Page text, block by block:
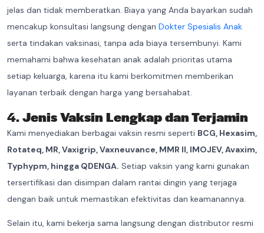
jelas dan tidak memberatkan. Biaya yang Anda bayarkan sudah
mencakup konsultasi langsung dengan Dokter Spesialis Anak
serta tindakan vaksinasi, tanpa ada biaya tersembunyi. Kami
memahami bahwa kesehatan anak adalah prioritas utama
setiap keluarga, karena itu kami berkomitmen memberikan
layanan terbaik dengan harga yang bersahabat.
4.Jenis Vaksin Lengkap dan Terjamin
Kami menyediakan berbagai vaksin resmi seperti BCG, Hexasim,
Rotateq, MR, Vaxigrip, Vaxneuvance, MMR II, IMOJEV, Avaxim,
Typhypm, hingga QDENGA. Setiap vaksin yang kami gunakan
tersertifikasi dan disimpan dalam rantai dingin yang terjaga
dengan baik untuk memastikan efektivitas dan keamanannya.
Selain itu, kami bekerja sama langsung dengan distributor resmi